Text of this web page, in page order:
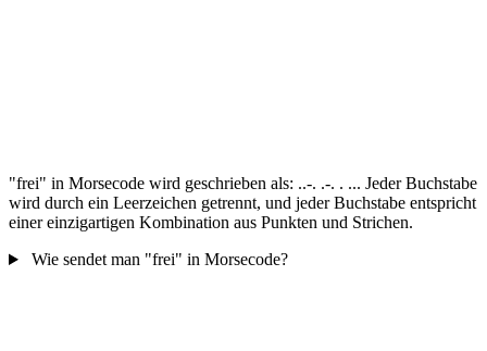
"frei" in Morsecode wird geschrieben als: ..-. .-. . ... Jeder Buchstabe
wird durch ein Leerzeichen getrennt, und jeder Buchstabe entspricht
einer einzigartigen Kombination aus Punkten und Strichen.
Wie sendet man "frei" in Morsecode?